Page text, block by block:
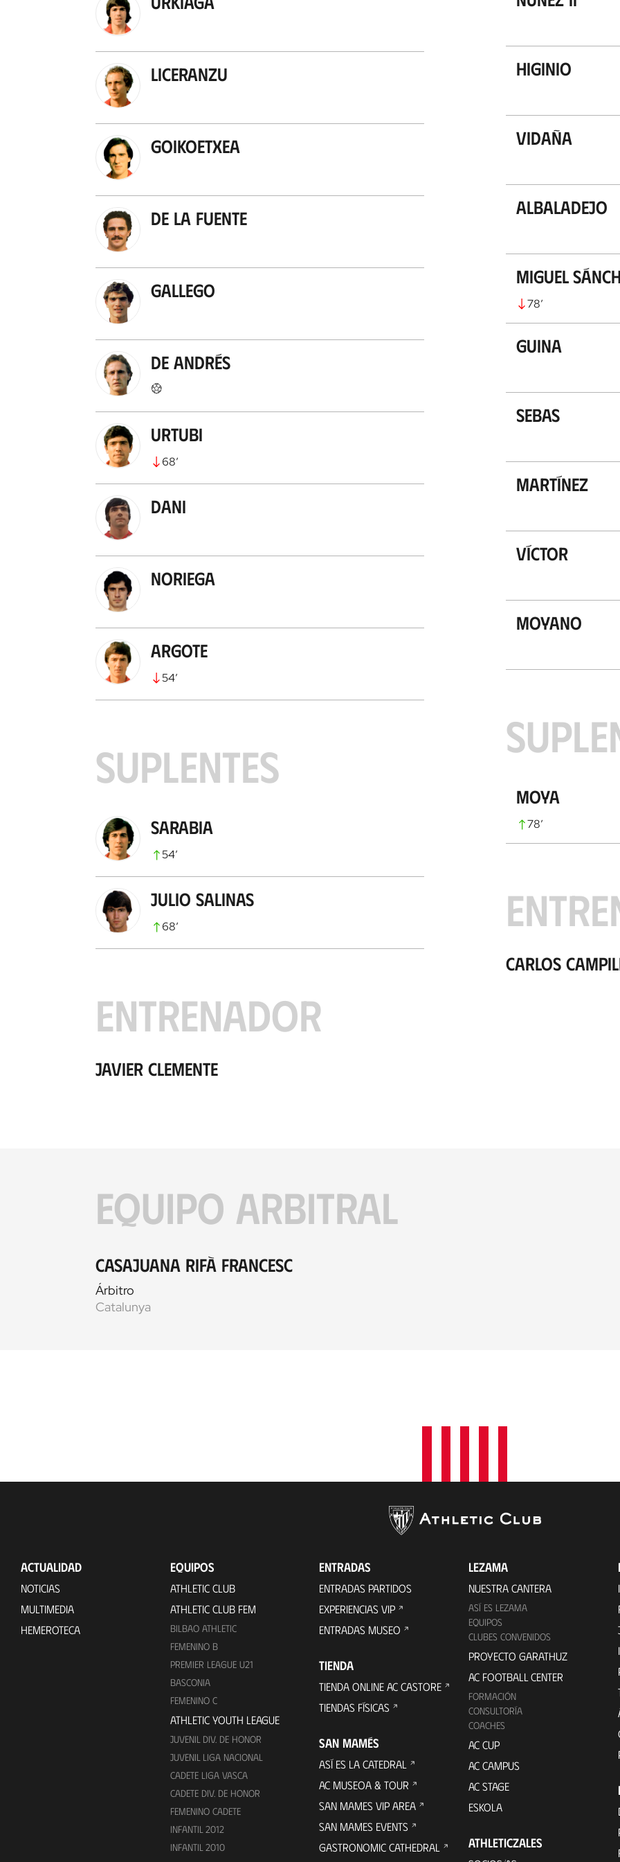
Liceranzu
Goikoetxea
De la Fuente
Gallego
De Andrés
Urtubi
68’
Dani
Noriega
Argote
54’
SUPLENTES
Sarabia
54’
Julio Salinas
68’
ENTRENADOR
Javier Clemente
Higinio
Vidaña
Albaladejo
Miguel
78’
Guina
Sebas
Martínez
Víctor
Moyano
Moya
78’
Carlos
EQUIPO ARBITRAL
Casajuana Rifà Francesc
Árbitro
Catalunya
ACTUALIDAD
NOTICIAS
MULTIMEDIA
HEMEROTECA
EQUIPOS
ATHLETIC CLUB
ATHLETIC CLUB FEM
BILBAO ATHLETIC
FEMENINO B
PREMIER LEAGUE U21
BASCONIA
FEMENINO C
ATHLETIC YOUTH LEAGUE
JUVENIL DIV. DE HONOR
JUVENIL LIGA NACIONAL
CADETE LIGA VASCA
CADETE DIV. DE HONOR
FEMENINO CADETE
INFANTIL 2012
INFANTIL 2010
ENTRADAS
ENTRADAS PARTIDOS
EXPERIENCIAS VIP
ENTRADAS MUSEO
TIENDA
TIENDA ONLINE AC CASTORE
TIENDAS FÍSICAS
SAN MAMÉS
ASÍ ES LA CATEDRAL
AC MUSEOA & TOUR
SAN MAMES VIP AREA
SAN MAMES EVENTS
GASTRONOMIC CATHEDRAL
LEZAMA
NUESTRA CANTERA
ASÍ ES LEZAMA
EQUIPOS
CLUBES CONVENIDOS
PROYECTO GARATHUZ
AC FOOTBALL CENTER
FORMACIÓN
CONSULTORÍA
COACHES
AC CUP
AC CAMPUS
AC STAGE
ESKOLA
ATHLETICZALES